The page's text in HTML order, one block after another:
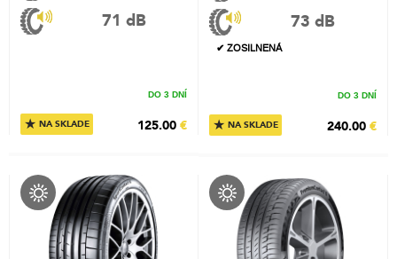
71 dB
★ NA SKLADE
DO 3 DNÍ
125.00 €
73 dB
★ NA SKLADE
✔ ZOSILNENÁ
DO 3 DNÍ
240.00 €